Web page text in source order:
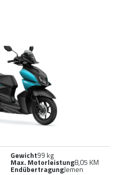
Gewicht99 kg
Max. Motorleistung8,05 KM
EndübertragungJemen